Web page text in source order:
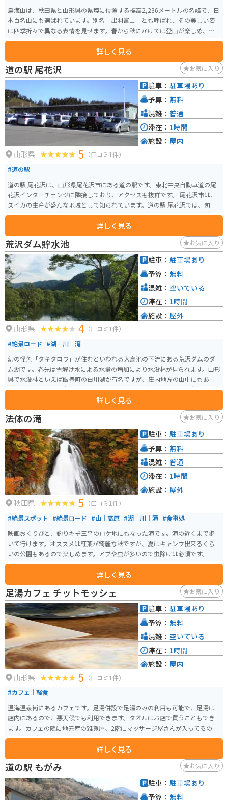
鳥海山は、秋田県と山形県の県境に位置する標高2,236メートルの名峰で、日
本百名山にも選ばれています。別名「出羽富士」とも呼ばれ、その美しい姿
は四季折々で異なる表情を見せます。春から秋にかけては登山が楽しめ、特
に初心者でも挑戦しやすい「吹浦口ルート 鳥海湖コース」が人気です。 オス
スメのツーリングルート「鳥海ブルーライン」は、海抜ゼロメートルから一
気に1,100メートルまで駆け上がる道です。この道路からは日本海や周辺の景
色を一望でき、絶景ポイントが点在しています。5合目に位置する「鉾立展望
台」からは、男鹿半島や日本海に浮かぶ飛島などが一望でき、絶好の写真ス
ポットとして知られています。奈曽渓谷や高山植物も見どころで、自然の美
しさを堪能できるエリアです。
詳しく見る
道の駅 尾花沢 お気に入り
山形県 5 （口コミ1件）
#道の駅
道の駅 尾花沢は、山形県尾花沢市にある道の駅です。東北中央自動車道の尾
花沢インターチェンジに隣接しており、アクセスも抜群です。 尾花沢市は、
スイカの生産が盛んな地域として知られています。道の駅 尾花沢では、旬の
時期には、新鮮で甘いスイカをたくさん買うことができます。また、尾花沢
牛などの地元の食材を使った料理も楽しむことができます。 バイクで訪れる
場合、道の駅には広い駐車場が完備されているので安心です。休憩スペース
も充実しており、ツーリングの途中に立ち寄るのに最適な場所です。 周辺に
は、銀山温泉や徳良湖など、観光スポットも点在しています。銀山温泉は、レ
トロな雰囲気が漂う温泉街として人気があり、日帰り入浴も可能です。徳良
湖は、春には湖畔に桜が咲き乱れ、多くの観光客で賑わいます。道の駅 尾花
沢を拠点に、周辺の観光スポットを巡ってみるのもおすすめです。
詳しく見る
駐車： 駐車場あり
予算： 無料
混雑： 普通
滞在： 1時間
施設： 屋内
荒沢ダム貯水池 お気に入り
山形県 4 （口コミ1件）
#絶景ロード #湖｜川｜滝
幻の怪魚「タキタロウ」が住むといわれる大鳥池の下流にある荒沢ダムのダ
ム湖です。春先は雪解け水による水量の増加により水没林が見られます。山形
県で水没林といえば飯豊町の白川湖が有名ですが、庄内地方の山中にもあり
ます。冬季は豪雪で登れませんが、4月くらいには車・バイクでも登れるよう
詳しく見る
駐車： 駐車場あり
予算： 無料
混雑： 空いている
滞在： 1時間
施設： 屋外
法体の滝 お気に入り
秋田県 5 （口コミ1件）
#絶景スポット #絶景ロード #山｜高原 #湖｜川｜滝 #食事処
映画おくりびと、釣りキチ三平のロケ地にもなった滝です。滝の近くまで歩
いて行けます。オススメは紅葉が綺麗な秋ですが、夏はキャンプ出来るくら
いの公園もあるので楽しめます。アブや虫が多いので虫除けは必須です。色ん
な道から行けるので毎回違う道を通るのも楽しいです。鳥海ブルーラインも
詳しく見る
駐車： 駐車場あり
予算： 無料
混雑： 普通
滞在： 1時間
施設： 屋外
足湯カフェ チットモッシェ お気に入り
山形県 5 （口コミ1件）
#カフェ｜軽食
温海温泉街にあるカフェです。足湯併設で足湯のみの利用も可能で、足湯は
店内にあるので、悪天候でも利用できます。タオルはお店で買うこともでき
ます。カフェの隣に地元産の雑貨屋、2階にマッサージ屋さんが入ってるので
ツーリングの疲れを取ることもできます。
詳しく見る
駐車： 駐車場あり
予算： 無料
混雑： 空いている
滞在： 1時間
施設： 屋内
道の駅 もがみ お気に入り
駐車： 駐車場あり
予算： 無料